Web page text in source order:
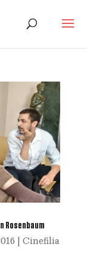
Rosenbaum
| Cinefilia